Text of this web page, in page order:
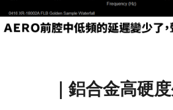
｜鋁合金高硬度